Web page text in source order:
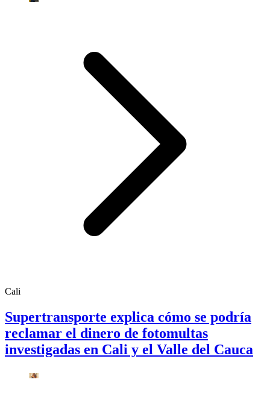
Cali
Supertransporte explica cómo se podría
reclamar el dinero de fotomultas
investigadas en Cali y el Valle del Cauca